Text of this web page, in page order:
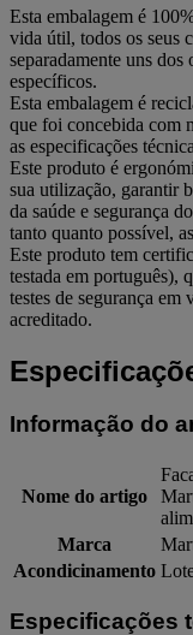
Esta embalagem é
vida útil, todos os seus
separadamente uns
específicos.
Esta embalagem é
que foi concebida com
as especificações
Este produto é
sua utilização, garantir
da saúde e segurança
tanto quanto possível,
Este produto tem
testada em português),
testes de segurança
acreditado.
Informação do
Nome do artigo
Marca
Acondicinamento
Especificações